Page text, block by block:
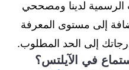
الرسمية لدينا ومصححي
إلى مستوى المعرفة
إلى الحد المطلوب.
في الآيلتس؟